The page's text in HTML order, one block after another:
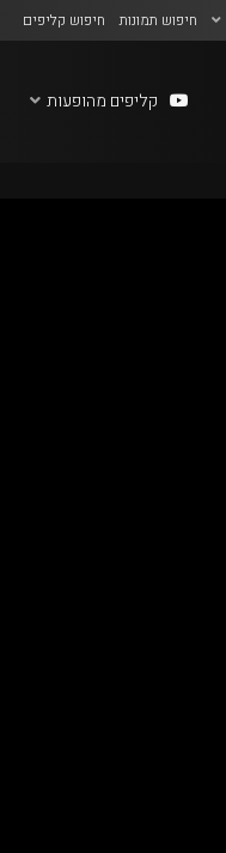
חיפוש תמונות חיפוש קליפים
קליפים מהופעות